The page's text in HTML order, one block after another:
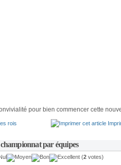
pour bien commencer cette
rois
par équipes
(2 votes)